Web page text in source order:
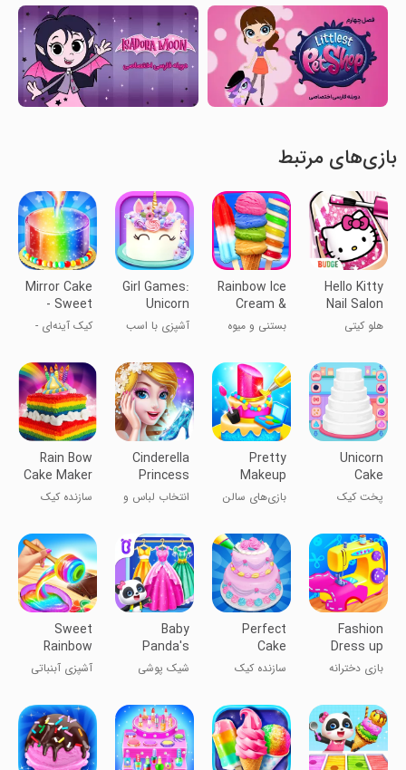
بازی‌های مرتبط
Hello Kitty
Nail Salon
هلو کیتی
Rainbow Ice
Cream &
Popsicles
بستنی و میوه
Girl Games:
Unicorn
Cooking
آشپزی با اسب
Mirror Cake
- Sweet
Desserts
کیک آینه‌ای -
Unicorn
Cake
Cooking
پخت کیک
Pretty
Makeup
Cake Salon
Games
بازی‌های سالن
زیبا
Cinderella
Princess
Dress Up
انتخاب لباس و
سیندرلا
Rain Bow
Cake Maker
سازنده کیک
Fashion
Dress up
girls games
بازی دخترانه
Perfect
Cake
Maker-
Cake Game
سازنده کیک
کیک
Baby
Panda's
Fashion
Dress Up
شیک پوشی
Sweet
Rainbow
Candy
Cooking
آشپزی آبنباتی